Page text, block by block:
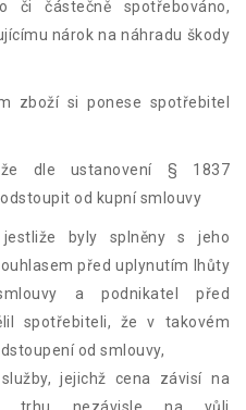
či částečně spotřebováno,
nárok na náhradu škody
zboží si ponese spotřebitel
dle ustanovení § 1837
od kupní smlouvy
byly splněny s jeho
před uplynutím lhůty
a podnikatel před
spotřebiteli, že v takovém
od smlouvy,
jejichž cena závisí na